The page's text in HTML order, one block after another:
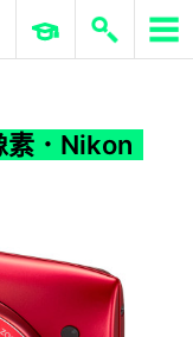
ERP 與商業 AI
素．Nikon